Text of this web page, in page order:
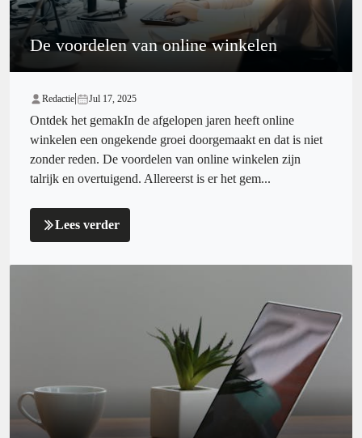
De voordelen van online winkelen
Redactie| Jul 17, 2025
Ontdek het gemakIn de afgelopen jaren heeft online
winkelen een ongekende groei doorgemaakt en dat is niet
zonder reden. De voordelen van online winkelen zijn
talrijk en overtuigend. Allereerst is er het gem...
Lees verder